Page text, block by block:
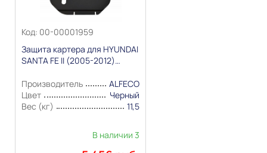
комплекте поставки, стране изготовления, внешнем
виде и цвете товара носит справочный характер и
основывается на последних доступных к моменту
публикации сведениях
Код: 00-00001959
Защита картера для HYUNDAI
SANTA FE II (2005-2012)
Производитель
ALFECO
Цвет
Черный
Вес (кг)
11,5
В наличии 3